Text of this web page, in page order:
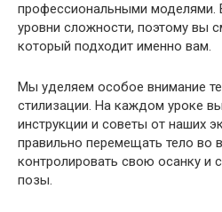
профессиональными моделями.
уровни сложности, поэтому вы
который подходит именно вам.
Мы уделяем особое внимание
стилизации. На каждом уроке
инструкции и советы от наших
правильно перемещать тело во
контролировать свою осанку и
позы.